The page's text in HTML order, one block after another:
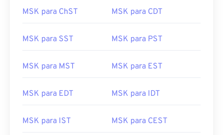
MSK para ChST MSK para CDT
MSK para SST MSK para PST
MSK para MST MSK para EST
MSK para EDT MSK para IDT
MSK para IST MSK para CEST